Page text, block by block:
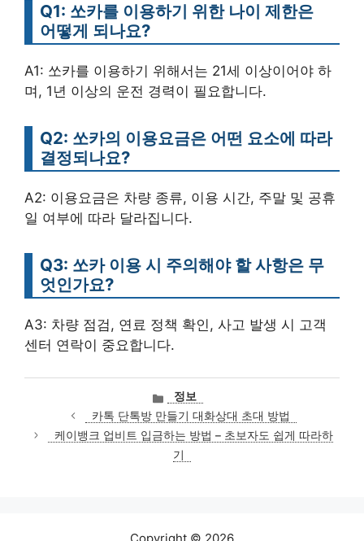
Q1: 쏘카를 이용하기 위한 나이 제한은
어떻게 되나요?
A1: 쏘카를 이용하기 위해서는 21세 이상이어야 하
며, 1년 이상의 운전 경력이 필요합니다.
Q2: 쏘카의 이용요금은 어떤 요소에 따라
결정되나요?
A2: 이용요금은 차량 종류, 이용 시간, 주말 및 공휴
일 여부에 따라 달라집니다.
Q3: 쏘카 이용 시 주의해야 할 사항은 무
엇인가요?
A3: 차량 점검, 연료 정책 확인, 사고 발생 시 고객
센터 연락이 중요합니다.
카
테
고
리
정보
카톡 단톡방 만들기 대화상대 초대 방법
케이뱅크 업비트 입금하는 방법 – 초보자도 쉽게 따라하
기